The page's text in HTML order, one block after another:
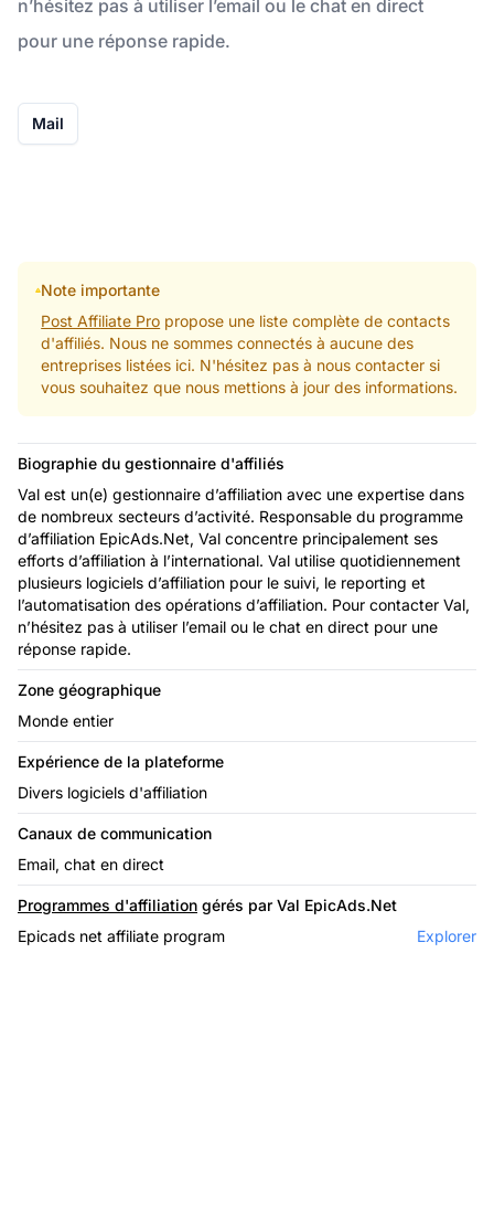
n’hésitez pas à utiliser l’email ou le chat en direct
pour une réponse rapide.
Mail
Note importante
Post Affiliate Pro propose une liste complète de contacts
d'affiliés. Nous ne sommes connectés à aucune des
entreprises listées ici. N'hésitez pas à nous contacter si
vous souhaitez que nous mettions à jour des informations.
Biographie du gestionnaire d'affiliés
Val est un(e) gestionnaire d’affiliation avec une expertise dans
de nombreux secteurs d’activité. Responsable du programme
d’affiliation EpicAds.Net, Val concentre principalement ses
efforts d’affiliation à l’international. Val utilise quotidiennement
plusieurs logiciels d’affiliation pour le suivi, le reporting et
l’automatisation des opérations d’affiliation. Pour contacter Val,
n’hésitez pas à utiliser l’email ou le chat en direct pour une
réponse rapide.
Zone géographique
Monde entier
Expérience de la plateforme
Divers logiciels d'affiliation
Canaux de communication
Email, chat en direct
Programmes d'affiliation gérés par Val EpicAds.Net
Epicads net affiliate program
Explorer